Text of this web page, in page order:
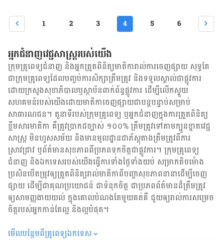
1 2 3 4 5 6
អ្នកជំនាញវេជ្ជសាស្ត្ររបស់យើង
ក្រុមគ្រូពេទ្យជំនាញ និង​អ្នក​ត្រួតពិនិត្យ​មាតិការាល់ការចេញផ្សាយ សុទ្ធតែ
ជា​ក្រុម​គ្រូពេទ្យ​ដែល​បញ្ចប់ការសិក្សាត្រឹមត្រូវ និង​ទទួល​ស្គាល់​ជាផ្លូវការ​
ដោយ​ក្រសួងសុខាភិបាលឬស្ថាប័ន​ពាក់ព័ន្ធ​ផ្លូវការ ដើម្បីលើកស្ទួយ​
សហគមន៍​របស់យើង​ដោយ​មាតិកា​ចេញផ្សាយជាបន្តបន្ទាប់សម្រាប់
សាធារណជន។ តួនាទីរបស់​ក្រុមគ្រូពេទ្យ ឬ​អ្នក​ជំនាញ​ក្នុងការ​ត្រួតពិនិត្យ​
ខ្លឹមសារ​មាតិកា គឺ​ត្រូវ​ប្រាកដ​ច្បាស់ ១០០% ត្រឹមត្រូវ​ទៅតាម​ក្បួនខ្នាតវេជ្ជ
សាស្ត្រ មិនហួសសម័យ និង​មានមូលដ្ឋាន​ជា​ភ័ស្តុតាង​ត្រឹមត្រូវ​ពី​ការ​
ស្រាវជ្រាវ ឬ​ព័ត៌មាន​សុខភាព​ពី​ប្រភព​ទុកចិត្ត​ជាផ្លូវការ។ ក្រុមគ្រូពេទ្យ
ជំនាញ និង​ឯកទេស​របស់យើង​ធ្វើការ​ទាំង​ថ្ងៃទាំងយប់ សម្រាក​តិចម៉ោង
ប្រសិន​បើ​តម្រូវ​ឲ្យ​ត្រួតពិនិត្យ​រាល់​មាតិកា​ពី​បញ្ហា​សុខភាព​នានា​ដើម្បី​ចេញ​
ផ្សាយ ដើម្បី​ជា​គុណប្រយោជន៍ ជា​ទំនុកចិត្ត ជា​ប្រភព​ព័ត៌មាន​ដ៏​ត្រឹមត្រូវ
ឲ្យសាមញ្ញ​ងាយយល់ ក្នុងគោលបំណង​តែមួយ​គត់​គឺ ជួយ​ឲ្យ​រាល់ការសម្រេច
ចិត្ត​របស់​អ្នក​កាន់តែ​ល្អ និង​ល្អ​បំផុត។
មើល​បន្ថែម​ពី​គ្រូពេទ្យ​ឯកទេស